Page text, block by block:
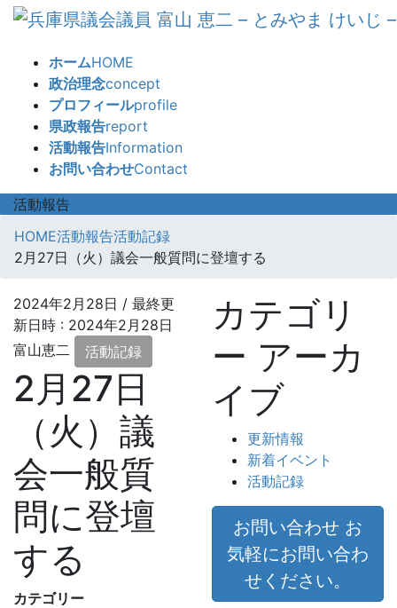
ホームHOME
政治理念concept
プロフィールprofile
県政報告report
活動報告Information
お問い合わせContact
活動報告
HOME活動報告活動記録
2月27日（火）議会一般質問に登壇する
2024年2月28日 / 最終更
新日時 : 2024年2月28日
富山恵二
活動記録
2月27日
（火）議
会一般質
問に登壇
する
カテゴリー
カテゴリ
ー アーカ
イブ
更新情報
新着イベント
活動記録
お問い合わせ お
気軽にお問い合わ
せください。